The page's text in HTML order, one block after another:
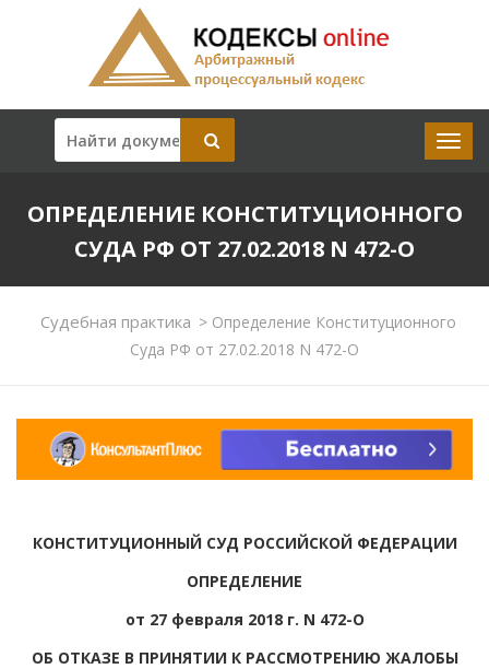
ОПРЕДЕЛЕНИЕ КОНСТИТУЦИОННОГО
СУДА РФ ОТ 27.02.2018 N 472-О
Судебная практика > Определение Конституционного
Суда РФ от 27.02.2018 N 472-О
КОНСТИТУЦИОННЫЙ СУД РОССИЙСКОЙ ФЕДЕРАЦИИ
ОПРЕДЕЛЕНИЕ
от 27 февраля 2018 г. N 472-О
ОБ ОТКАЗЕ В ПРИНЯТИИ К РАССМОТРЕНИЮ ЖАЛОБЫ